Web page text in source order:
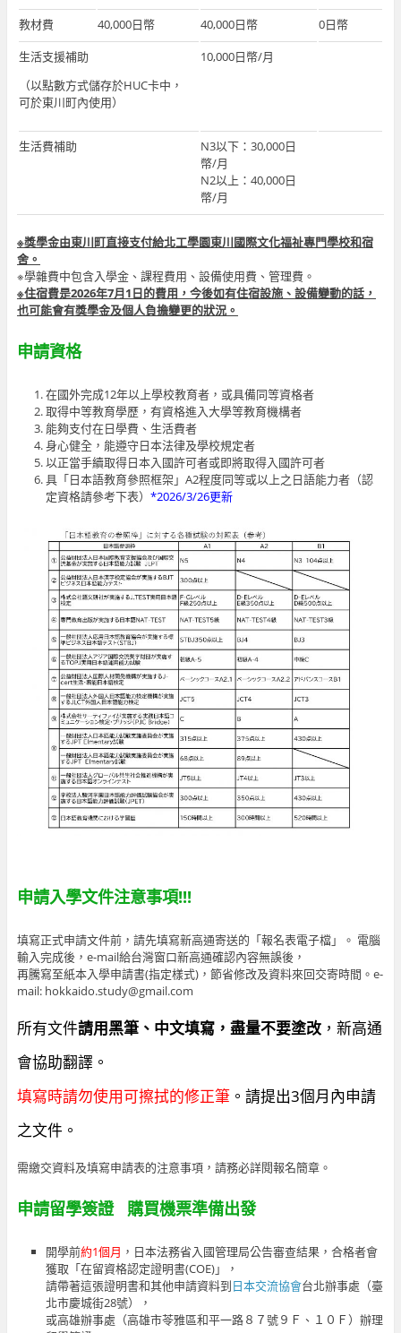
教材費
40,000日幣 40,000日幣
0日幣
生活支援補助
（以點數方式儲存於HUC卡中，
可於東川町內使用）
10,000日幣/月
生活費補助
N3以下：30,000日
幣/月
N2以上：40,000日
幣/月
※獎學金由東川町直接支付給北工學園東川國際文化福祉專門學校和宿
舍。
※學雜費中包含入學金、課程費用、設備使用費、管理費。
※住宿費是2026年7月1日的費用，今後如有住宿設施、設備變動的話，
也可能會有獎學金及個人負擔變更的狀況。
申請資格
在國外完成12年以上學校教育者，或具備同等資格者
取得中等教育學歷，有資格進入大學等教育機構者
能夠支付在日學費、生活費者
身心健全，能遵守日本法律及學校規定者
以正當手續取得日本入國許可者或即將取得入國許可者
具「日本語教育參照框架」A2程度同等或以上之日語能力者（認
定資格請參考下表）*2026/3/26更新
申請入學文件注意事項!!!
填寫正式申請文件前，請先填寫新高通寄送的「報名表電子檔」。 電腦
輸入完成後，e-mail給台灣窗口新高通確認內容無誤後，
再騰寫至紙本入學申請書(指定樣式)，節省修改及資料來回交寄時間。e-
mail: hokkaido.study@gmail.com
所有文件請用黑筆、中文填寫，盡量不要塗改，新高通
會協助翻譯。
填寫時請勿使用可擦拭的修正筆。請提出3個月內申請
之文件。
需繳交資料及填寫申請表的注意事項，請務必詳閱報名簡章。
申請留學簽證 購買機票準備出發
開學前約1個月 ，日本法務省入國管理局公告審查結果，合格者會
獲取「在留資格認定證明書(COE)」，
請帶著這張證明書和其他申請資料到日本交流協會台北辦事處（臺
北市慶城街28號），
或高雄辦事處（高雄市苓雅區和平一路８７號９Ｆ、１０Ｆ）辦理